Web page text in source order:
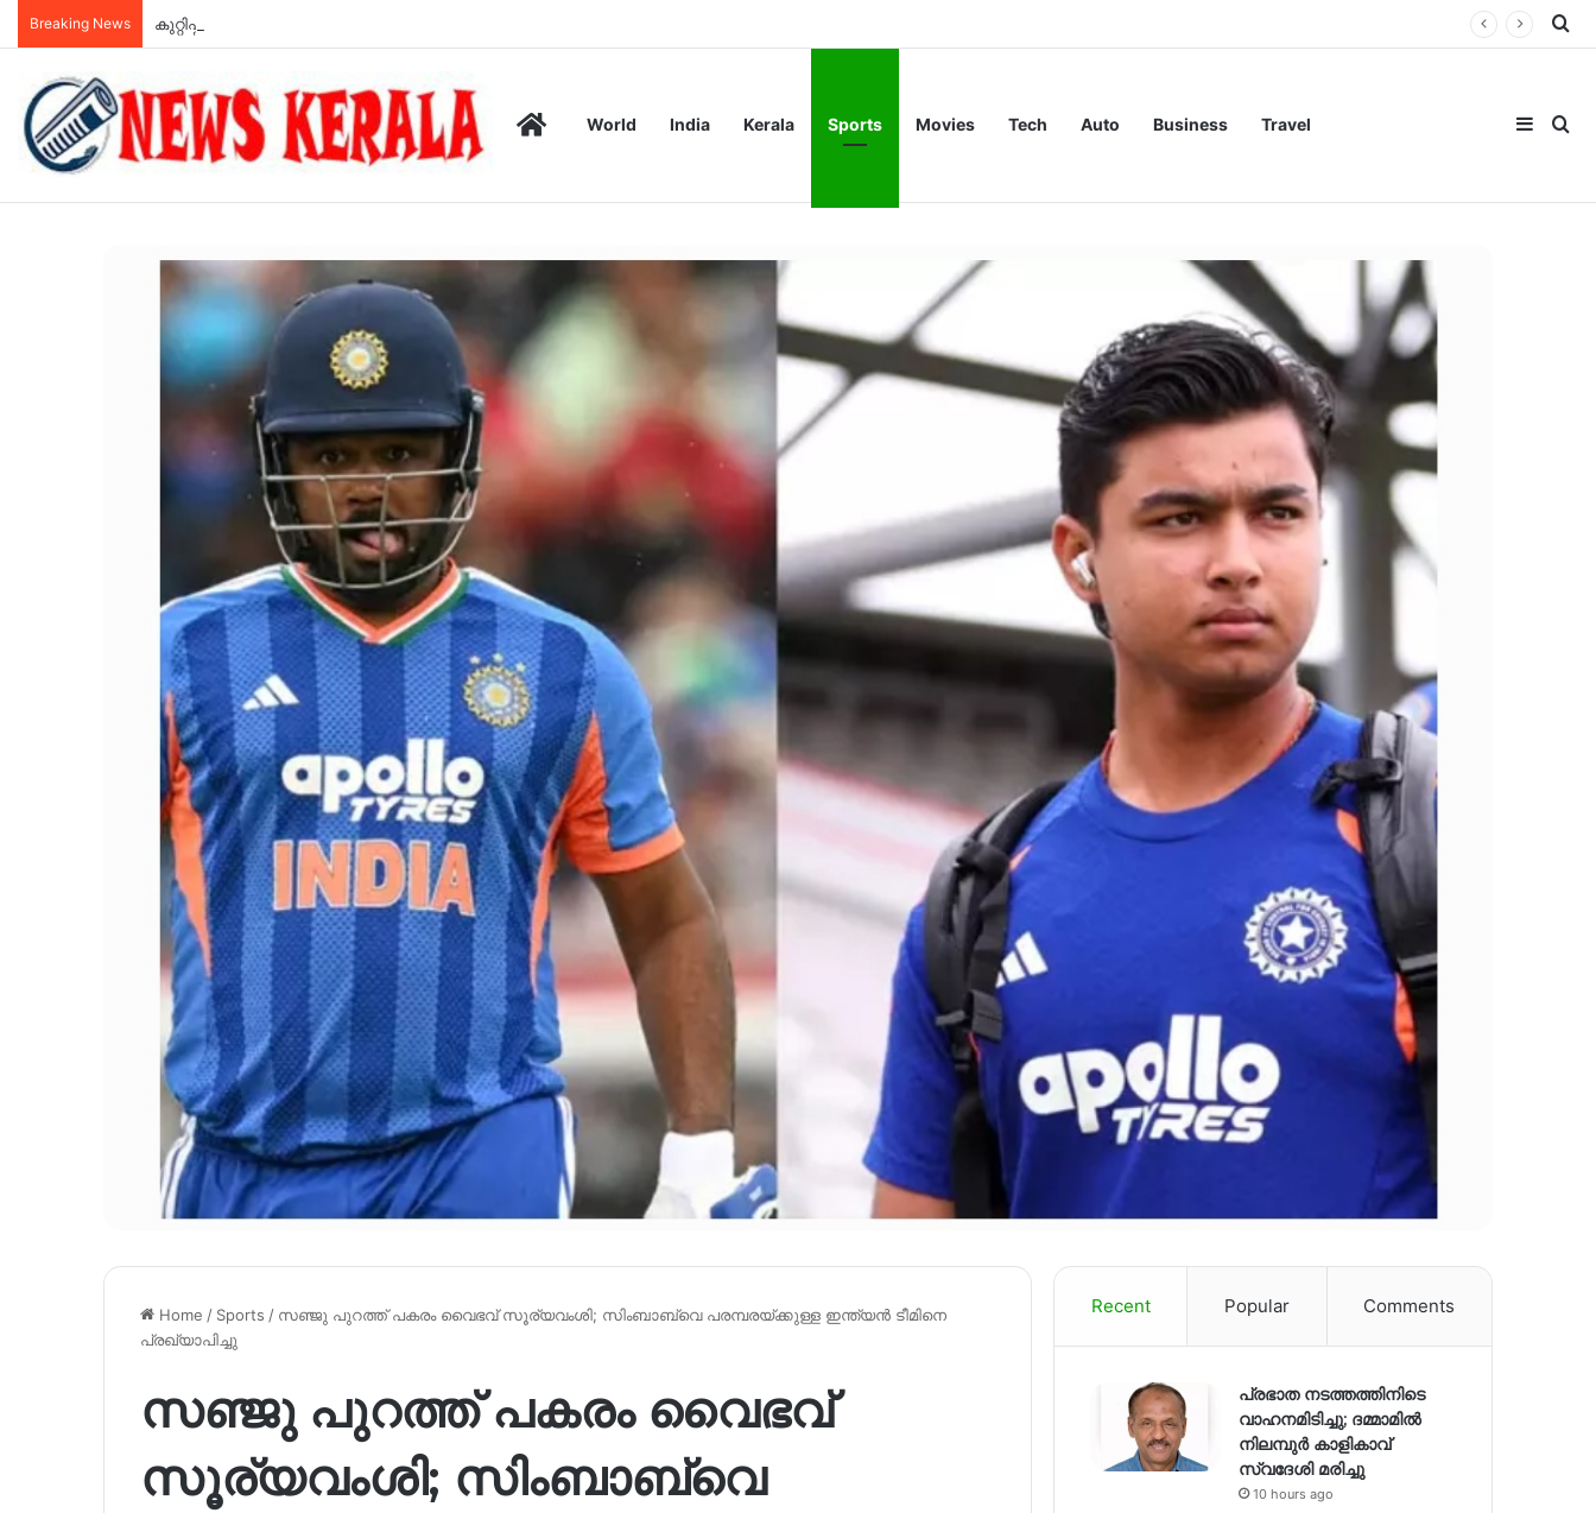
Breaking News കുറ്റിപ്പുറം ബസ് അപകടം: അമിതവേഗമാണ് അപകടകാരണമെന്ന് എംവിഡി റിപ്പോർട്ട്
HomeWorld India Kerala Sports Movies Tech Auto Business Travel
Home / Sports / സഞ്ജു പുറത്ത് പകരം വൈഭവ് സൂര്യവംശി; സിംബാബ്‌വെ പരമ്പരയ്ക്കുള്ള ഇന്ത്യൻ ടീമിനെ
പ്രഖ്യാപിച്ചു
സഞ്ജു പുറത്ത് പകരം വൈഭവ്
സൂര്യവംശി; സിംബാബ്‌വെ
Recent Popular Comments
പ്രഭാത നടത്തത്തിനിടെ
വാഹനമിടിച്ചു; ദമ്മാമിൽ
നിലമ്പുർ കാളികാവ്
സ്വദേശി മരിച്ചു
10 hours ago